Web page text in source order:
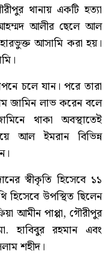
থানায় একটি হত্যা
আলীর ছেলে আল
আসামি করা হয়।
চলে যান। পরে তারা
জামিন লাভ করেন বলে
থাকা অবস্থাতেই
আল ইমরান বিভিন্ন
স্বীকৃতি হিসেবে ১১
হিসেবে উপস্থিত ছিলেন
আমীন পাপ্পা, গৌরীপুর
হাবিবুর রহমান এবং
শহীদ।